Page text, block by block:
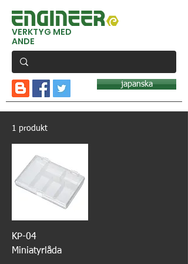
VERKTYG MED
ANDE
japanska
1 produkt
KP-04
Miniatyrlåda